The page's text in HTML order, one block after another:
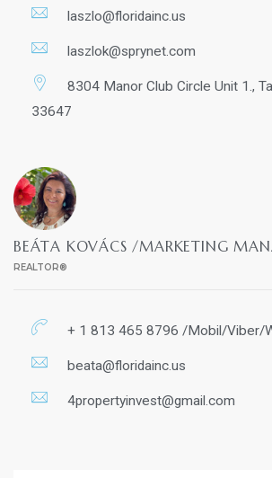
laszlo@floridainc.us
laszlok@sprynet.com
8304 Manor Club Circle Unit 1.,
33647
BEÁTA KOVÁCS /MARKETING
REALTOR®
+ 1 813 465 8796 /Mobil/Viber/
beata@floridainc.us
4propertyinvest@gmail.com